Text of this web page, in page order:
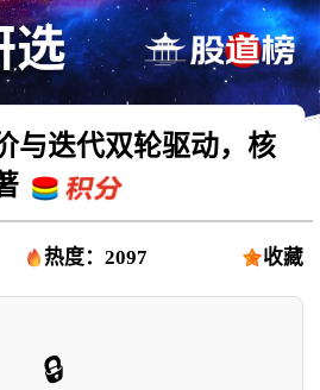
与迭代双轮驱动，核
热度：2097 收藏
🔒